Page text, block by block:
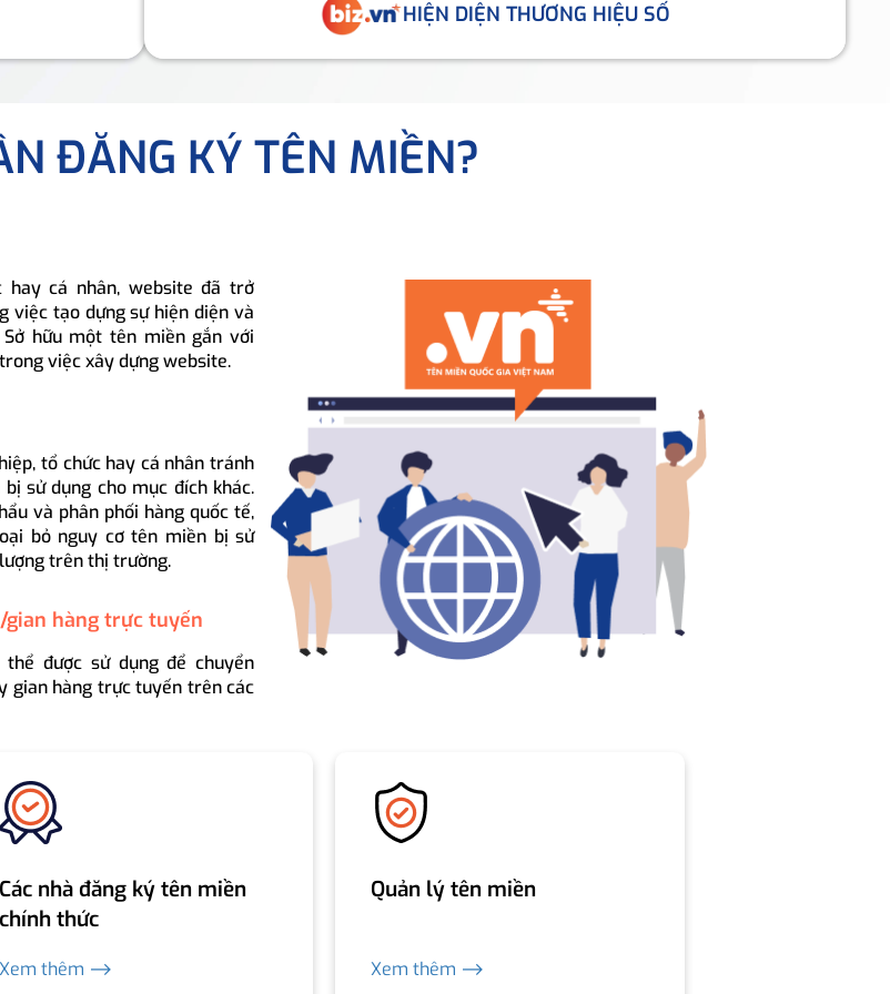
HIỆN DIỆN THƯƠNG HIỆU SỐ
ĐĂNG KÝ TÊN MIỀN?
hay cá nhân, website đã trở
việc tạo dựng sự hiện diện và
hữu một tên miền gắn với
việc xây dựng website.
tổ chức hay cá nhân tránh
sử dụng cho mục đích khác.
và phân phối hàng quốc tế,
bỏ nguy cơ tên miền bị sử
trên thị trường.
gian hàng trực tuyến
được sử dụng để chuyển
gian hàng trực tuyến trên các
Các nhà đăng ký tên miền
chính thức
Xem thêm ⟶
Quản lý tên miền
Xem thêm ⟶